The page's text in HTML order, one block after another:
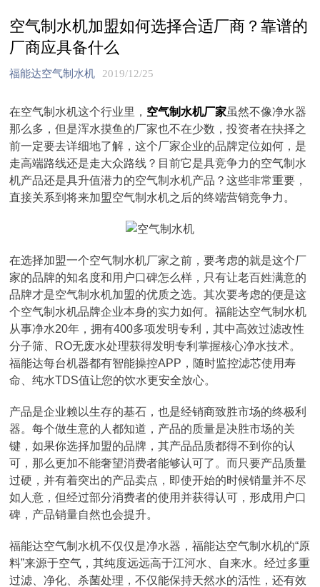
空气制水机加盟如何选择合适厂商？靠谱的
厂商应具备什么
福能达空气制水机 2019/12/25
在空气制水机这个行业里， 空气制水机厂家虽然不像净水器
那么多，但是浑水摸鱼的厂家也不在少数，投资者在抉择之
前一定要去详细地了解，这个厂家企业的品牌定位如何，是
走高端路线还是走大众路线？目前它是具竞争力的空气制水
机产品还是具升值潜力的空气制水机产品？这些非常重要，
直接关系到将来加盟空气制水机之后的终端营销竞争力。
在选择加盟一个空气制水机厂家之前，要考虑的就是这个厂
家的品牌的知名度和用户口碑怎么样，只有让老百姓满意的
品牌才是空气制水机加盟的优质之选。其次要考虑的便是这
个空气制水机品牌企业本身的实力如何。福能达空气制水机
从事净水20年，拥有400多项发明专利，其中高效过滤改性
分子筛、RO无废水处理获得发明专利掌握核心净水技术。
福能达每台机器都有智能操控APP，随时监控滤芯使用寿
命、纯水TDS值让您的饮水更安全放心。
产品是企业赖以生存的基石，也是经销商致胜市场的终极利
器。每个做生意的人都知道，产品的质量是决胜市场的关
键，如果你选择加盟的品牌，其产品品质都得不到你的认
可，那么更加不能奢望消费者能够认可了。而只要产品质量
过硬，并有着突出的产品卖点，即使开始的时候销量并不尽
如人意，但经过部分消费者的使用并获得认可，形成用户口
碑，产品销量自然也会提升。
福能达空气制水机不仅仅是净水器，福能达空气制水机的“原
料”来源于空气，其纯度远远高于江河水、自来水。经过多重
过滤、净化、杀菌处理，不仅能保持天然水的活性，还有效